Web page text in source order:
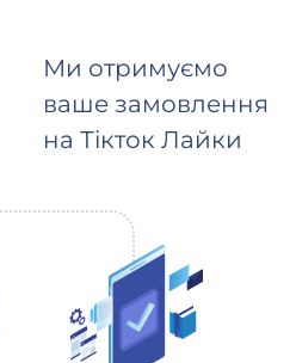
Ми отримуємо
ваше замовлення
на Тікток Лайки